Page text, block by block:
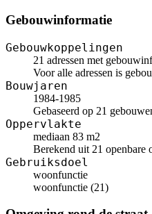
Gebouwinformatie
Gebouwkoppelingen
21 adressen met
Voor alle adressen is
Bouwjaren
1984-1985
Gebaseerd op 21
Oppervlakte
mediaan 83 m2
Berekend uit 21 openbare
Gebruiksdoel
woonfunctie
woonfunctie (21)